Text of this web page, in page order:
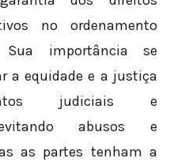
no ordenamento
Sua importância se
a equidade e a justiça
judiciais e
abusos e
as partes tenham a